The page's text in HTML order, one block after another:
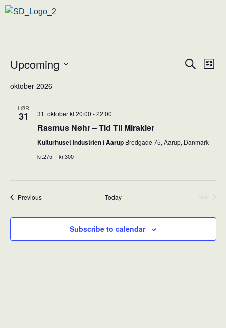
Search
List
Upcoming
date.
oktober 2026
LØR
31 31. oktober kl 20:00 -22:00
Rasmus Nøhr – Tid Til Mirakler
Kulturhuset Industrien i Aarup Bredgade 75, Aarup, Danmark
kr.275 – kr.300
PreviousEvents Today
Subscribe to calendar